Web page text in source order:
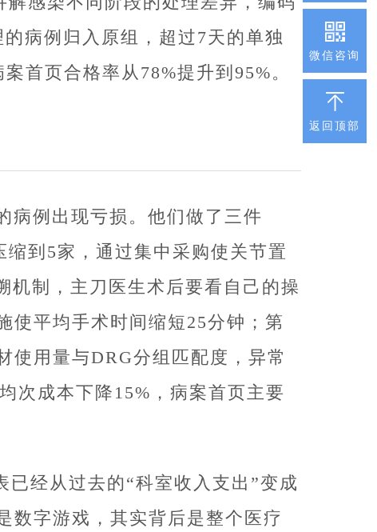
微信咨询
返回顶部
病例归入原组，超过7天的单独
首页合格率从78%提升到95%。
病例出现亏损。他们做了三件
到5家，通过集中采购使关节置
机制，主刀医生术后要看自己的操
使平均手术时间缩短25分钟；第
使用量与DRG分组匹配度，异常
次成本下降15%，病案首页主要
经从过去的“科室收入支出”变成
数字游戏，其实背后是整个医疗